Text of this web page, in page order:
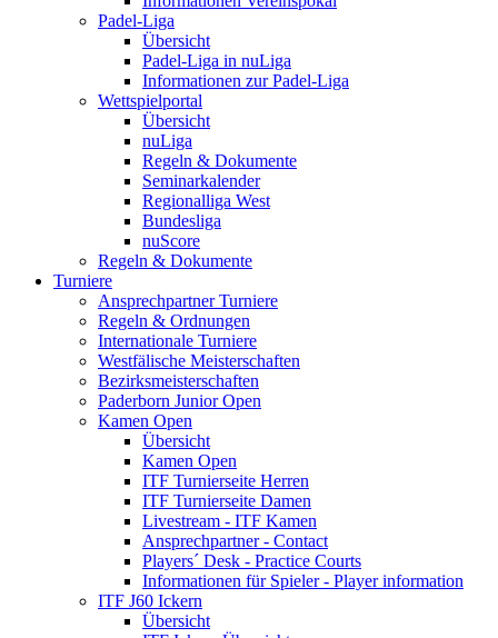
Padel-Liga
Übersicht
Padel-Liga in nuLiga
Informationen zur Padel-Liga
Wettspielportal
Übersicht
nuLiga
Regeln & Dokumente
Seminarkalender
Regionalliga West
Bundesliga
nuScore
Regeln & Dokumente
Turniere
Ansprechpartner Turniere
Regeln & Ordnungen
Internationale Turniere
Westfälische Meisterschaften
Bezirksmeisterschaften
Paderborn Junior Open
Kamen Open
Übersicht
Kamen Open
ITF Turnierseite Herren
ITF Turnierseite Damen
Livestream - ITF Kamen
Ansprechpartner - Contact
Players´ Desk - Practice Courts
Informationen für Spieler - Player information
ITF J60 Ickern
Übersicht